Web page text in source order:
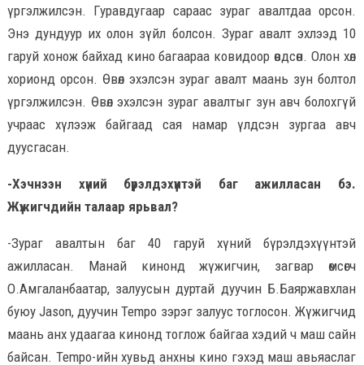
үргэлжилсэн. Гуравдугаар сараас зураг авалтдаа орсон.
Энэ дундуур их олон зүйл болсон. Зураг авалт эхлээд 10
гаруй хонож байхад кино багаараа ковидоор өвдсөн. Олон хөл
хорионд орсон. Өвөл эхэлсэн зураг авалт маань зун болтол
үргэлжилсэн. Өвөл эхэлсэн зураг авалтыг зун авч болохгүй
учраас хүлээж байгаад сая намар үлдсэн зургаа авч
дуусгасан.
-Хэчнээн хүний бүрэлдэхүүнтэй баг ажилласан бэ.
Жүжигчдийн талаар ярьвал?
-Зураг авалтын баг 40 гаруй хүний бүрэлдэхүүнтэй
ажилласан. Манай кинонд жүжигчин, загвар өмсөгч
О.Амгаланбаатар, залуусын дуртай дуучин Б.Баяржавхлан
буюу Jason, дуучин Tempo зэрэг залуус тоглосон. Жүжигчид
маань анх удаагаа кинонд тоглож байгаа хэдий ч маш сайн
байсан. Tempo-ийн хувьд анхны кино гэхэд маш авьяаслаг